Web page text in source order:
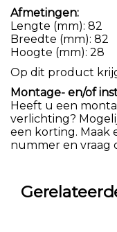
Afmetingen:
Lengte (mm): 82
Breedte (mm): 82
Hoogte (mm): 28
Op dit product
Montage- en/of
Heeft u een
verlichting?
een korting. Maak
nummer en vraag